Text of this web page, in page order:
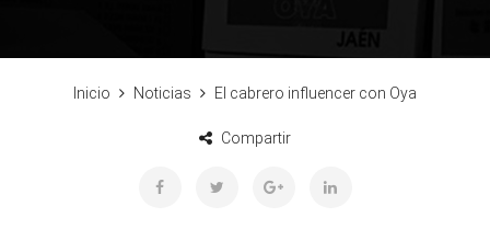
Inicio Noticias El cabrero influencer con Oya
Compartir